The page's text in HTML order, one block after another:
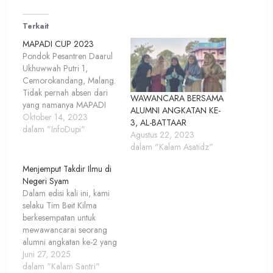
Terkait
MAPADI CUP 2023
Pondok Pesantren Daarul
Ukhuwwah Putri 1,
Cemorokandang, Malang.
Tidak pernah absen dari
yang namanya MAPADI
CUP. MAPADI CUP tahun
ini dilaksanakan pada
Darut Taqwa, ponorogo,
Jawa Timur. Yang pastinya
MAPADI CUP tahun ini
bertambah lebih seru dan
menyenangkan, banyak
pengalaman yang bisa
kita…
Oktober 14, 2023
dalam "InfoDupi"
WAWANCARA BERSAMA
ALUMNI ANGKATAN KE-
3, AL-BATTAAR
Agustus 22, 2023
dalam "Kalam Asatidz"
Menjemput Takdir Ilmu di
Negeri Syam
Dalam edisi kali ini, kami
selaku Tim Beit Kilma
berkesempatan untuk
mewawancarai seorang
alumni angkatan ke-2 yang
kini tengah mengenyam
pendidikan di University of
Juni 27, 2025
dalam "Kalam Santri"